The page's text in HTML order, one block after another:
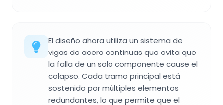
El diseño ahora utiliza un sistema de
vigas de acero continuas que evita que
la falla de un solo componente cause el
colapso. Cada tramo principal está
sostenido por múltiples elementos
redundantes, lo que permite que el